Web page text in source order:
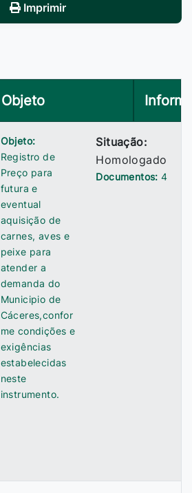
Imprimir
Objeto
Objeto:
Registro de
Preço para
futura e
eventual
aquisição de
carnes, aves e
peixe para
atender a
demanda do
Municipio de
Cáceres,confor
me condições e
exigências
estabelecidas
neste
instrumento.
Situação:
Homologado
Documentos:4